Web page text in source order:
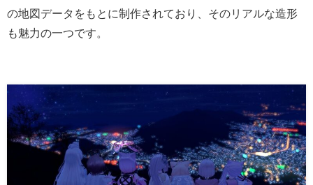
の地図データをもとに制作されており、そのリアルな造形
も魅力の一つです。